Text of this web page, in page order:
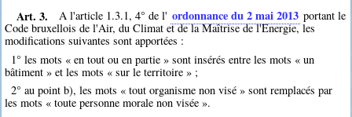
Art. 3. A l'article 1.3.1, 4° de l' ordonnance du 2 mai 2013 portant le
Code bruxellois de l'Air, du Climat et de la Maîtrise de l'Energie, les
modifications suivantes sont apportées :
1° les mots « en tout ou en partie » sont insérés entre les mots « un
bâtiment » et les mots « sur le territoire » ;
2° au point b), les mots « tout organisme non visé » sont remplacés par
les mots « toute personne morale non visée ».